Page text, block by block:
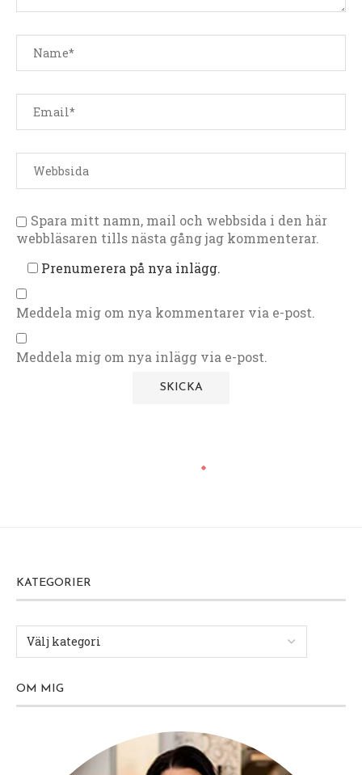
Spara mitt namn, mail och webbsida i den här
webbläsaren tills nästa gång jag kommenterar.
Prenumerera på nya inlägg.
Meddela mig om nya kommentarer via e-post.
Meddela mig om nya inlägg via e-post.
KATEGORIER
OM MIG